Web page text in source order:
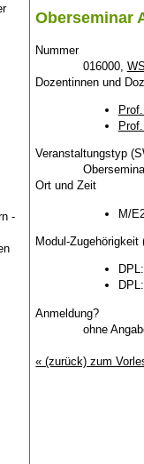
-
Oberseminar
Nummer
016000,
Dozentinnen und
Veranstaltungstyp
Ort und Zeit
M/
Modul-Zugehörigkeit
Anmeldung?
ohne
« (zurück) zum